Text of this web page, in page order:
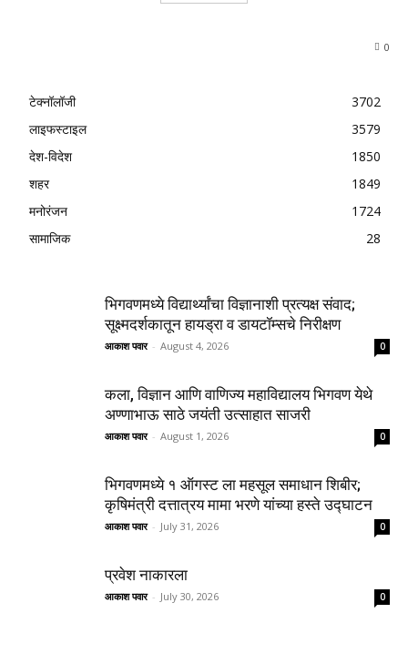
0
टेक्नॉलॉजी
3702
लाइफस्टाइल
3579
देश-विदेश
1850
शहर
1849
मनोरंजन
1724
सामाजिक
28
भिगवणमध्ये विद्यार्थ्यांचा विज्ञानाशी प्रत्यक्ष संवाद;
सूक्ष्मदर्शकातून हायड्रा व डायटॉम्सचे निरीक्षण
आकाश पवार - August 4, 2026 0
कला, विज्ञान आणि वाणिज्य महाविद्यालय भिगवण येथे
अण्णाभाऊ साठे जयंती उत्साहात साजरी
आकाश पवार - August 1, 2026 0
भिगवणमध्ये १ ऑगस्ट ला महसूल समाधान शिबीर;
कृषिमंत्री दत्तात्रय मामा भरणे यांच्या हस्ते उद्घाटन
आकाश पवार - July 31, 2026 0
प्रवेश नाकारला
आकाश पवार - July 30, 2026 0